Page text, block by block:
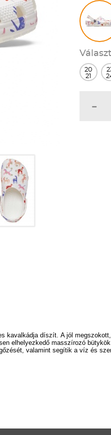
20
21
-
kavalkádja díszít. A jól
elhelyezkedő masszírozó
valamint segítik a víz és